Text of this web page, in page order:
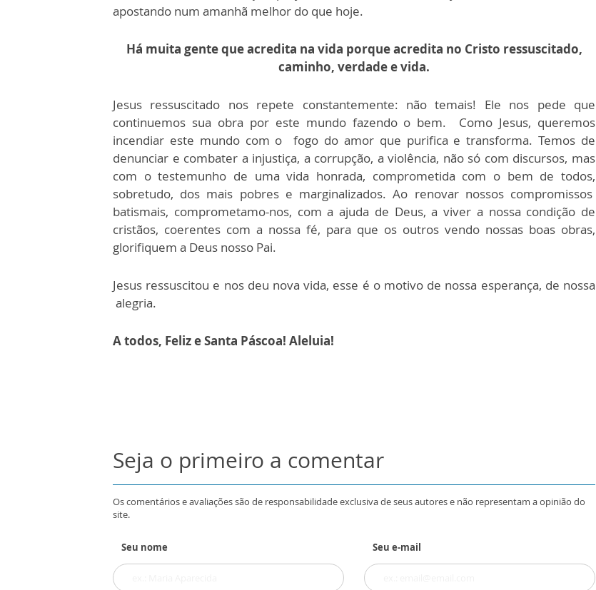
apostando num amanhã melhor do que hoje.
Há muita gente que acredita na vida porque acredita no Cristo ressuscitado,
caminho, verdade e vida.
Jesus ressuscitado nos repete constantemente: não temais! Ele nos pede que
continuemos sua obra por este mundo fazendo o bem. Como Jesus, queremos
incendiar este mundo com o fogo do amor que purifica e transforma. Temos de
denunciar e combater a injustiça, a corrupção, a violência, não só com discursos, mas
com o testemunho de uma vida honrada, comprometida com o bem de todos,
sobretudo, dos mais pobres e marginalizados. Ao renovar nossos compromissos
batismais, comprometamo-nos, com a ajuda de Deus, a viver a nossa condição de
cristãos, coerentes com a nossa fé, para que os outros vendo nossas boas obras,
glorifiquem a Deus nosso Pai.
Jesus ressuscitou e nos deu nova vida, esse é o motivo de nossa esperança, de nossa
alegria.
A todos, Feliz e Santa Páscoa! Aleluia!
Seja o primeiro a comentar
Os comentários e avaliações são de responsabilidade exclusiva de seus autores e não representam a opinião do
site.
Seu nome Seu e-mail